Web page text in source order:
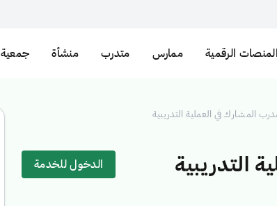
الرقمية ممارس متدرب منشأة جمعية
المشارك في العملية التدريبية
التدريبية الدخول للخدمة